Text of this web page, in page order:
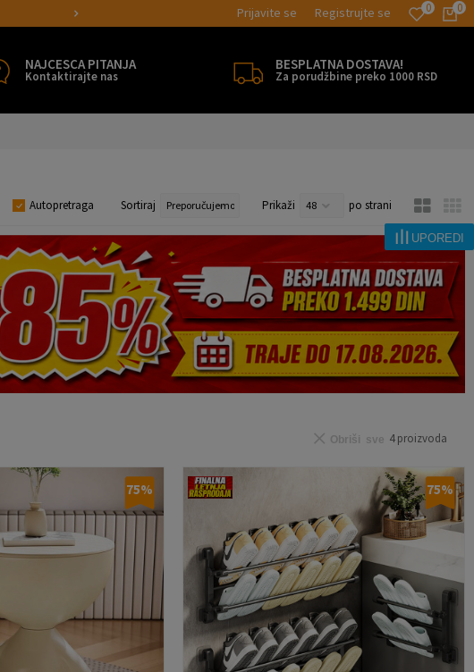
SIGURNO PLAĆANJE PLATNIM KARTICAMA! 0
0
Prijavite se Registrujte se
NAJCESCA PITANJA
Kontaktirajte nas
BESPLATNA DOSTAVA!
Za porudžbine preko 1000 RSD
UPOREDI
Autopretraga Sortiraj Prikaži po strani
4proizvoda
Obriši sve
75% 75%